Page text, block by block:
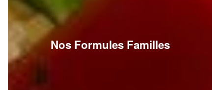
Nos Formules Familles